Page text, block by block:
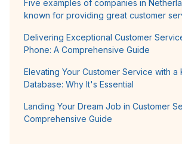
Five examples of companies in
known for providing great customer
Delivering Exceptional Customer
Phone: A Comprehensive Guide
Elevating Your Customer Service with a
Database: Why It's Essential
Landing Your Dream Job in Customer
Comprehensive Guide